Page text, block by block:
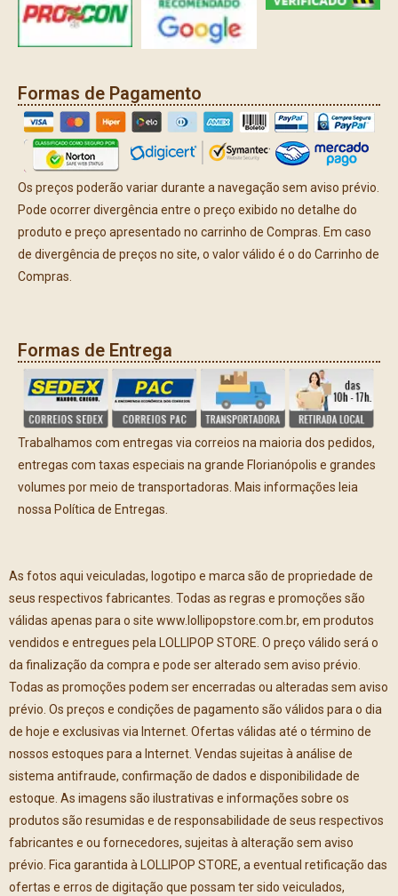
Formas de Pagamento
Os preços poderão variar durante a navegação sem aviso prévio.
Pode ocorrer divergência entre o preço exibido no detalhe do
produto e preço apresentado no carrinho de Compras. Em caso
de divergência de preços no site, o valor válido é o do Carrinho de
Compras.
Formas de Entrega
Trabalhamos com entregas via correios na maioria dos pedidos,
entregas com taxas especiais na grande Florianópolis e grandes
volumes por meio de transportadoras. Mais informações leia
nossa Política de Entregas.
As fotos aqui veiculadas, logotipo e marca são de propriedade de
seus respectivos fabricantes. Todas as regras e promoções são
válidas apenas para o site www.lollipopstore.com.br, em produtos
vendidos e entregues pela LOLLIPOP STORE. O preço válido será o
da finalização da compra e pode ser alterado sem aviso prévio.
Todas as promoções podem ser encerradas ou alteradas sem aviso
prévio. Os preços e condições de pagamento são válidos para o dia
de hoje e exclusivas via Internet. Ofertas válidas até o término de
nossos estoques para a Internet. Vendas sujeitas à análise de
sistema antifraude, confirmação de dados e disponibilidade de
estoque. As imagens são ilustrativas e informações sobre os
produtos são resumidas e de responsabilidade de seus respectivos
fabricantes e ou fornecedores, sujeitas à alteração sem aviso
prévio. Fica garantida à LOLLIPOP STORE, a eventual retificação das
ofertas e erros de digitação que possam ter sido veiculados,